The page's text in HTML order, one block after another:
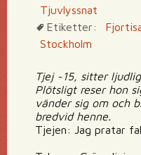
Tjuvlyssnat
Etiketter:
Stockholm
Tjej ~15, sitter
Plötsligt reser hon
vänder sig om och
bredvid henne.
Tjejen: Jag pratar